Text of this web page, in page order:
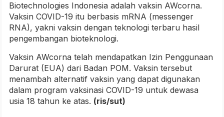
Biotechnologies Indonesia adalah vaksin AWcorna.
Vaksin COVID-19 itu berbasis mRNA (messenger
RNA), yakni vaksin dengan teknologi terbaru hasil
pengembangan bioteknologi.
Vaksin AWcorna telah mendapatkan Izin Penggunaan
Darurat (EUA) dari Badan POM. Vaksin tersebut
menambah alternatif vaksin yang dapat digunakan
dalam program vaksinasi COVID-19 untuk dewasa
usia 18 tahun ke atas. (ris/sut)